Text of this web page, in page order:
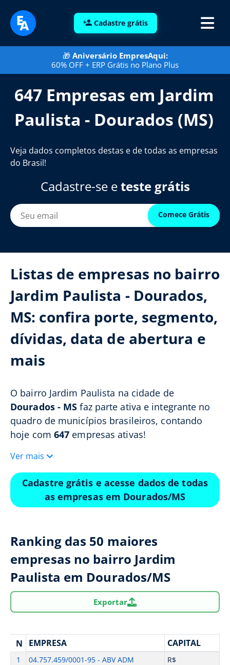
Cadastre grátis
🎁 Aniversário EmpresAqui:
60% OFF + ERP Grátis no Plano Plus
647 Empresas em Jardim
Paulista - Dourados (MS)
Veja dados completos destas e de todas as empresas
do Brasil!
Cadastre-se eteste grátis
Comece Grátis
Listas de empresas no bairro
Jardim Paulista - Dourados,
MS: confira porte, segmento,
dívidas, data de abertura e
mais
O bairro Jardim Paulista na cidade de
Dourados - MS faz parte ativa e integrante no
quadro de municípios brasileiros, contando
hoje com 647 empresas ativas!
Ver mais
Cadastre grátis e acesse dados de todas
as empresas em Dourados/MS
Ranking das 50 maiores
empresas no bairro Jardim
Paulista em Dourados/MS
Exportar
N EMPRESA CAPITAL
1 04.757.459/0001-95 - ABV ADM
R$